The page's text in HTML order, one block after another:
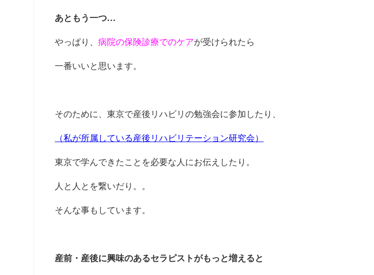
あともう一つ…
やっぱり、病院の保険診療でのケアが受けられたら
一番いいと思います。
そのために、東京で産後リハビリの勉強会に参加したり、
（私が所属している産後リハビリテーション研究会）
東京で学んできたことを必要な人にお伝えしたり。
人と人とを繋いだり。。
そんな事もしています。
産前・産後に興味のあるセラピストがもっと増えると